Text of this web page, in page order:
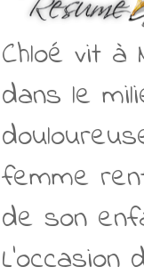
Chloé vit à
dans le
femme
de son